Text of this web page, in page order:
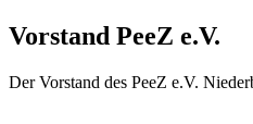
Vorstand PeeZ e.V.
Der Vorstand des PeeZ e.V.